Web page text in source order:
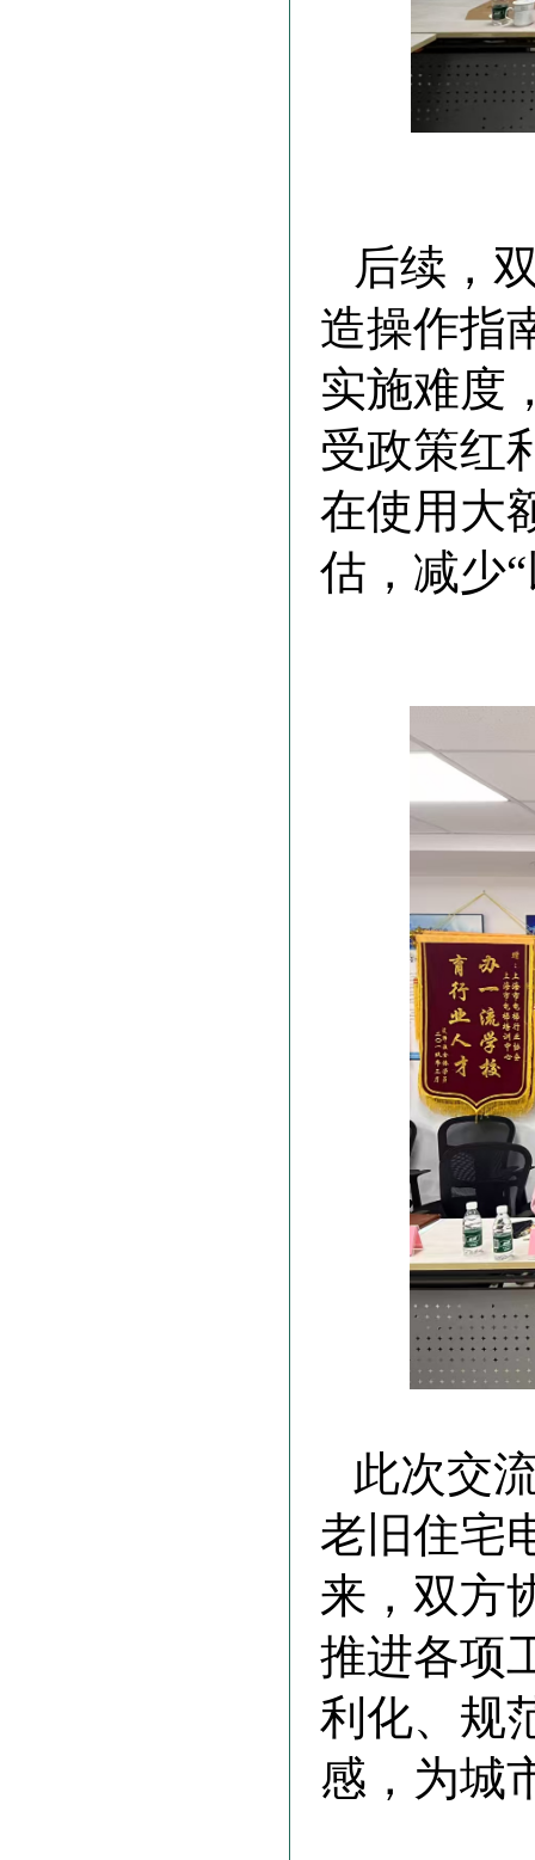
后续，
造操作指
实施难度
受政策红
在使用大
估，减少
此次交
老旧住宅
来，双方
推进各项
利化、规
感，为城